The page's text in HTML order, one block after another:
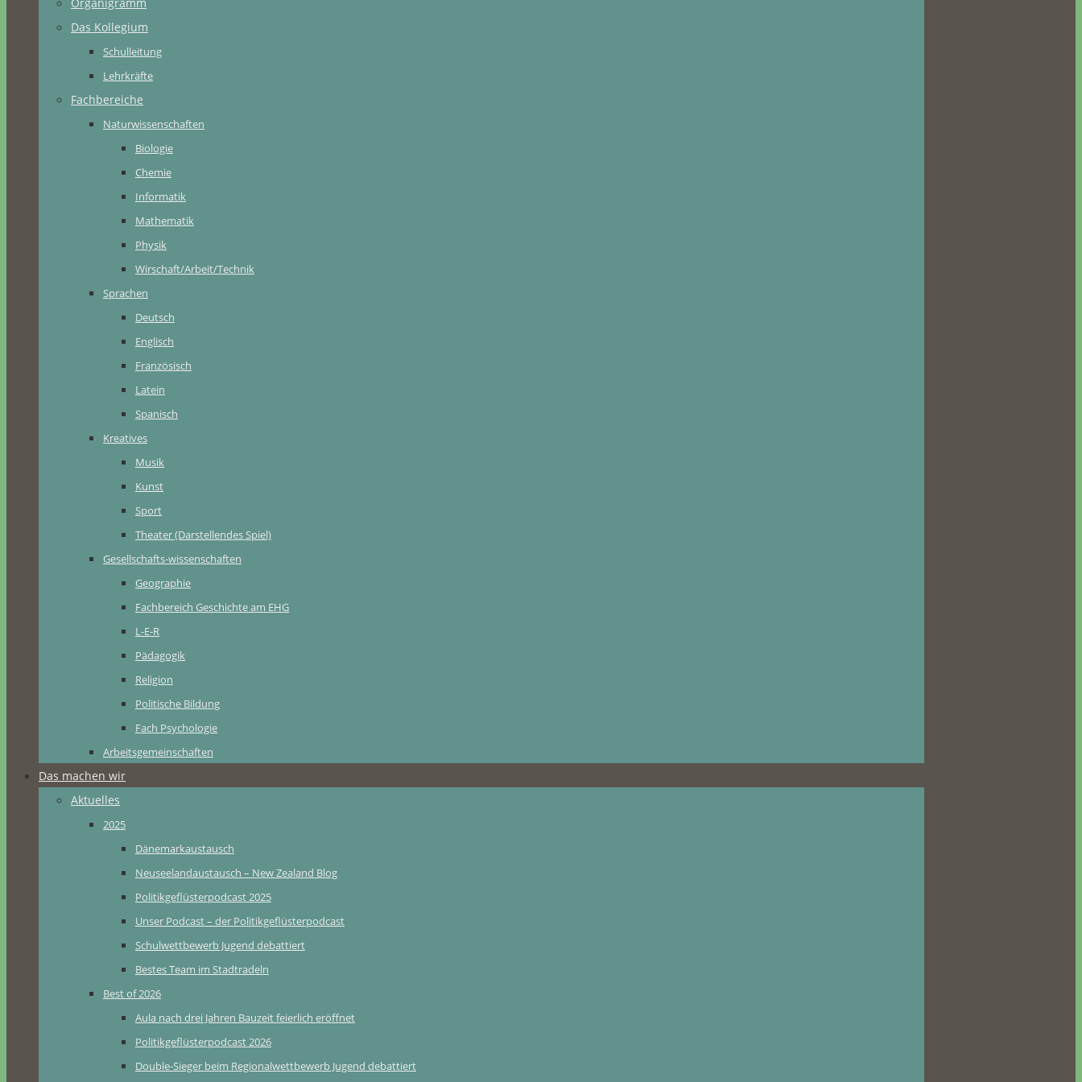
Das Kollegium
Schulleitung
Lehrkräfte
Fachbereiche
Naturwissenschaften
Biologie
Chemie
Informatik
Mathematik
Physik
Wirschaft/Arbeit/Technik
Sprachen
Deutsch
Englisch
Französisch
Latein
Spanisch
Kreatives
Musik
Kunst
Sport
Theater (Darstellendes Spiel)
Gesellschafts-wissenschaften
Geographie
Fachbereich Geschichte am EHG
L-E-R
Pädagogik
Religion
Politische Bildung
Fach Psychologie
Arbeitsgemeinschaften
Das machen wir
Aktuelles
2025
Dänemarkaustausch
Neuseelandaustausch – New Zealand Blog
Politikgeflüsterpodcast 2025
Unser Podcast – der Politikgeflüsterpodcast
Schulwettbewerb Jugend debattiert
Bestes Team im Stadtradeln
Best of 2026
Aula nach drei Jahren Bauzeit feierlich eröffnet
Politikgeflüsterpodcast 2026
Double-Sieger beim Regionalwettbewerb Jugend debattiert